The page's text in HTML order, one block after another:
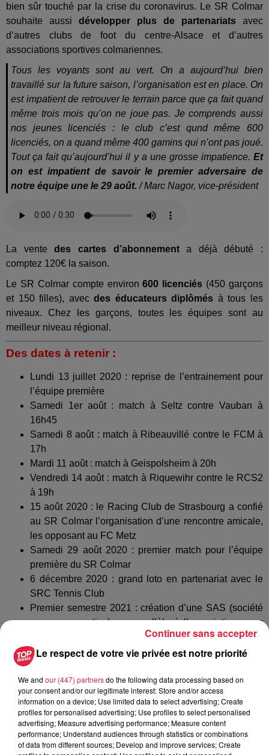
bien sûr touché par la crise du coronavirus. Le SR Colmar
souhaite aussi développer plus de partenariats avec
d’autres clubs de foot du centre-Alsace et d’autres
associations sportives colmariennes.
Tous les voyants sont au vert. On a aujourd’hui bien
travaillé sur la future saison, l’organisation est en place. On
est impatient de retrouver le terrain parce que ça fait quand
même trois mois qu’on ne joue pas. Je comprends aussi
nos jeunes licenciés : le club c’est qund même 600
licenciés, on a quand même 400 gamins qui n’ont pas joué.
Tout ça fait qu’aujourd’hui il y a une grosse impatience. Et
on est impatient de savoir le premier adversaire de
notre équipe une le 29 août. / Marc Nagor, vice-président
La ventedes cartes d’abonnementa déjà débuté :
comptez 120€ la saison.
Le SR Colmar compte environ600 licenciés (450 garçons
et 150 filles), avecdes éducateurs diplômés à tous les
niveaux. Chez les garçons, toutes les équipes sont au
meilleur niveau régional.
Des dates à retenir :
Lundi 13 juillet 2020 : reprise de l’entrainement pour
l’équipe première
Samedi 1er août : match à Seltz contre Vauban à
16h45
Samedi 8 août : match à Ribeauvillé contre le FCM à
17h
Mardi 11 août : match à Geispolsheim à 20h
Vendredi 14 août : match à Riquewihr contre le RCS2
à 19h
15 août 2020 : le Racing Club de Strasbourg a confié
au SR Colmar l’organisation d’une rencontre amicale,
les opposant au FC Metz
Samedi 29 août 2020 : premier match pour l’équipe
première du SR Colmar
6 décembre 2020 : grand loto en partenariat avec le
SRC Tennis Club
Premier semestre 2021 : création d’une SAS (société
anonyme sportive), en parallèle à l’association, pour
une mise-en-route pour la saison 2021-2022
L’équipe première :
Départs :Gasser - Goerig - Kapp - Appolon - Imbiss
Arrivées :Guillaume Jacquat de Biesheim - Abdoulaye
Diawara d’Haguenau - Raphaël Gherardi de Schiltigheim -
Julien Jacquat de Biesheim - Abdel Belahmeur de Voluntari
Le respect de votre vie privée est notre priorité
We and our (447) partnersdo the following data processing based on
your consent and/or our legitimate interest: Store and/or access
information on a device; Use limited data to select advertising; Create
profiles for personalised advertising; Use profiles to select personalised
advertising; Measure advertising performance; Measure content
performance; Understand audiences through statistics or combinations
of data from different sources; Develop and improve services; Create
Continuer sans accepter